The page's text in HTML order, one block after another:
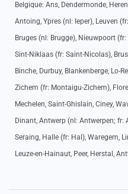
Belgique: Ans, Dendermonde,
Antoing, Ypres (nl: Ieper), Leuven
Bruges (nl: Brugge), Nieuwpoort
Sint-Niklaas (fr: Saint-Nicolas),
Binche, Durbuy, Blankenberge, Lo-
Zichem (fr: Montaigu-Zichem),
Mechelen, Saint-Ghislain, Ciney,
Dinant, Antwerp (nl: Antwerpen; fr:
Seraing, Halle (fr: Hal), Waregem,
Leuze-en-Hainaut, Peer, Herstal,